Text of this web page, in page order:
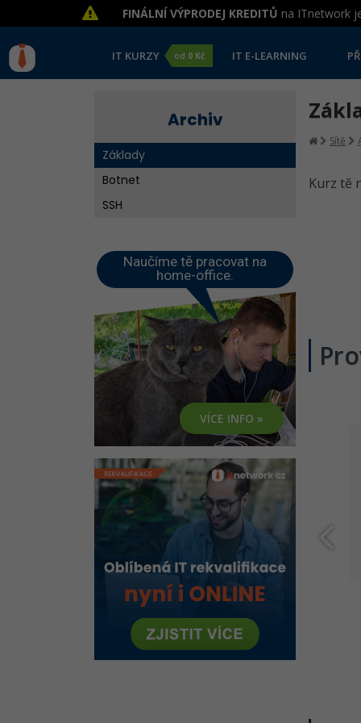
FINÁLNÍ VÝPRODEJ KREDITŮ na ITnetwork
IT KURZY od 0 Kč IT E-LEARNING
Archiv
Základy
Botnet
SSH
Naučíme tě pracovat na
home-office.
VÍCE INFO »
Sítě
Kurz tě